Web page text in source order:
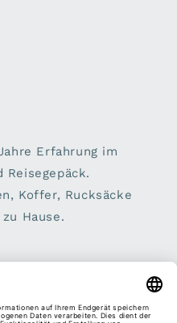
Erfahrung im
Reisegepäck.
Koffer, Rucksäcke
Hause.